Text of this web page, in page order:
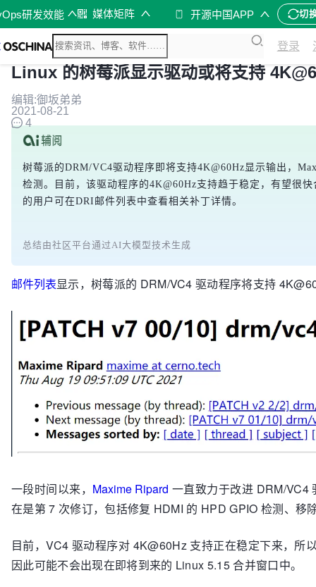
研发效能 媒体矩阵 开源中国APP 切
登录
Linux 的树莓派显示驱动或将支持
编辑:御坂弟弟
2021-08-21
4
树莓派的DRM/VC4驱动程序即将支持4K@60Hz显示输出，
检测。目前，该驱动程序的4K@60Hz支持趋于稳定，有望很
的用户可在DRI邮件列表中查看相关补丁详情。
总结由社区平台通过AI大模型技术生成
邮件列表显示，树莓派的 DRM/VC4 驱动程序将支持
一段时间以来， Maxime Ripard 一直致力于改进 DRM/VC4
在是第 7 次修订，包括修复 HDMI 的 HPD GPIO 检测、
目前，VC4 驱动程序对 4K@60Hz 支持正在稳定下来，
因此可能不会出现在即将到来的 Linux 5.15 合并窗口中。